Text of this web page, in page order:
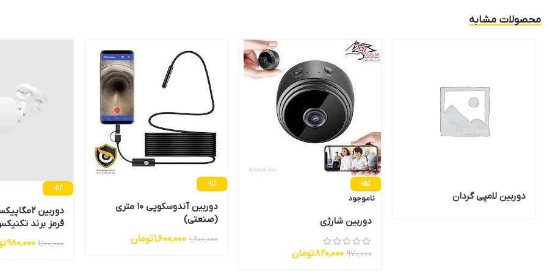
محصولات مشابه
دوربین لامپی گردان
-15%
ناموجود
دوربین شارژی
970,000
820,000تومان
-11%
دوربین آندوسکوپی 10 متری
(صنعتی)
1,800,000
1,600,000تومان
-11%
قرمز برند تکنیکس
1,100,000
980,000